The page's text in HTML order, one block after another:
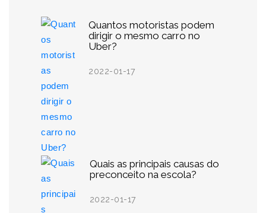
Quantos motoristas podem
dirigir o mesmo carro no
Uber?
2022-01-17
Quais as principais causas do
preconceito na escola?
2022-01-17